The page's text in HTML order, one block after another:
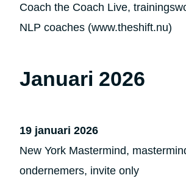
Coach the Coach Live,
NLP coaches (www.theshift.nu)
Januari 2026
19 januari 2026
New York Mastermind,
ondernemers, invite only